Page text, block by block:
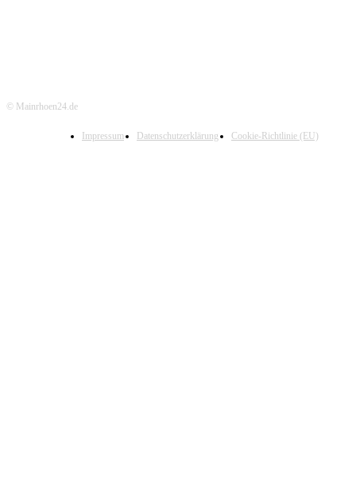
© Mainrhoen24.de
Impressum Datenschutzerklärung Cookie-Richtlinie (EU)